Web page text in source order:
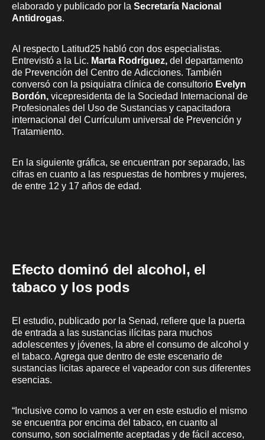
elaborado y publicado por la Secretaría Nacional
Antidrogas.
Al respecto Latitud25 habló con dos especialistas.
Entrevistó a la Lic. Marta Rodríguez, del departamento
de Prevención del Centro de Adicciones. También
conversó con la psiquiatra clínica de consultorio Evelyn
Bordón, vicepresidenta de la Sociedad Internacional de
Profesionales del Uso de Sustancias y capacitadora
internacional del Currículum universal de Prevención y
Tratamiento.
En la siguiente gráfica, se encuentran por separado, las
cifras en cuanto a las respuestas de hombres y mujeres,
de entre 12 y 17 años de edad.
Efecto dominó del alcohol, el
tabaco y los pods
El estudio, publicado por la Senad, refiere que la puerta
de entrada a las sustancias ilícitas para muchos
adolescentes y jóvenes, la abre el consumo de alcohol y
el tabaco. Agrega que dentro de este escenario de
sustancias licitas aparece el vapeador con sus diferentes
esencias.
“Inclusive como lo vamos a ver en este estudio el mismo
se encuentra por encima del tabaco, en cuanto al
consumo, son socialmente aceptadas y de fácil acceso,